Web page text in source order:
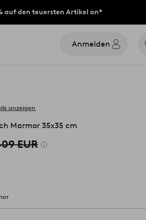
auf den teuersten Artikel an*
Anmelden
anzeigen
Marmor 35x35 cm
EUR